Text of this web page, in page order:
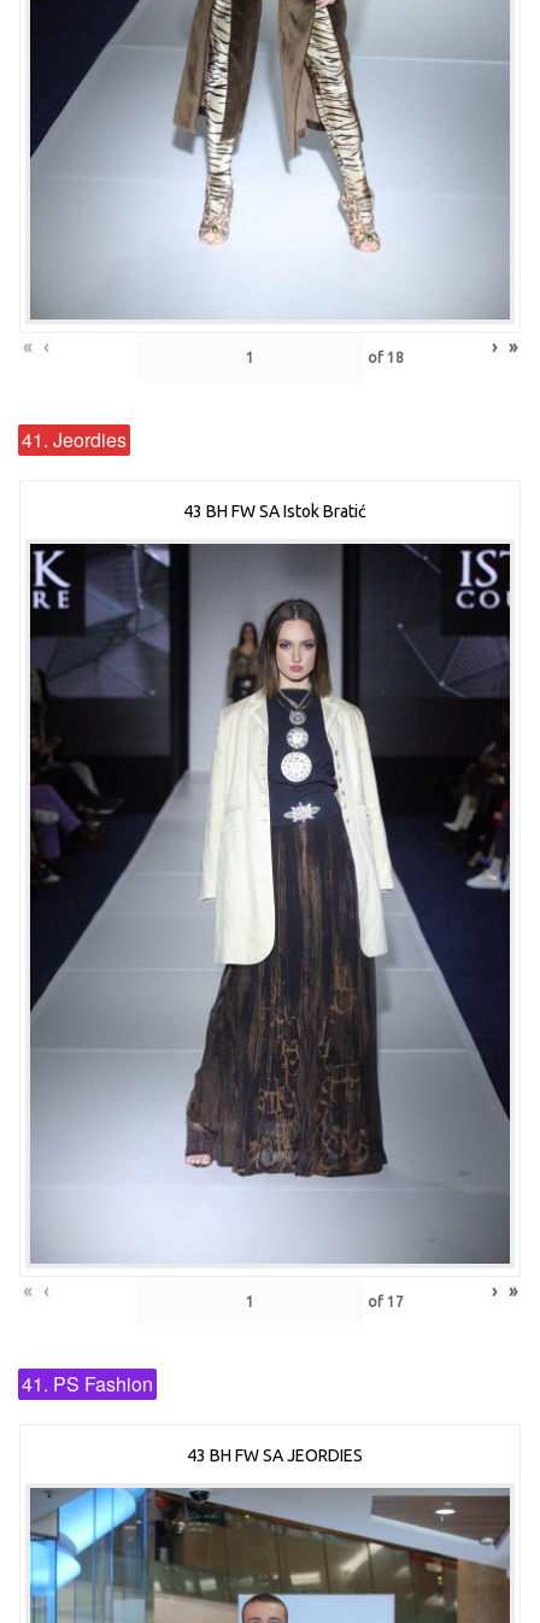
« ‹ of 18 › »
41. Jeordies
43 BH FW SA Istok Bratić
« ‹ of 17 › »
41. PS Fashion
43 BH FW SA JEORDIES